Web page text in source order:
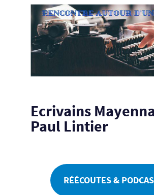
Ecrivains
Paul Lintier
RÉÉCOUTES &